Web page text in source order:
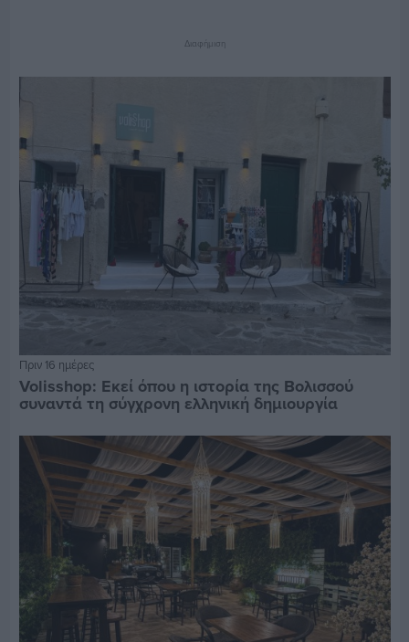
Διαφήμιση
Πριν 16 ημέρες
Volisshop: Εκεί όπου η ιστορία της Βολισσού
συναντά τη σύγχρονη ελληνική δημιουργία